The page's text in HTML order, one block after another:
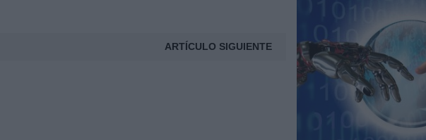
ARTÍCULO SIGUIENTE